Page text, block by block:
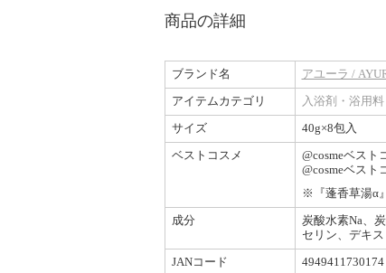
商品の詳細
ブランド名
アユーラ /
アイテムカテゴリ
入浴剤・浴用
サイズ
40g×8包入
ベストコスメ
@cosmeベスト
@cosmeベスト
※『蓬香草湯α
成分
炭酸水素Na、
セリン、デキ
JANコード
4949411730174